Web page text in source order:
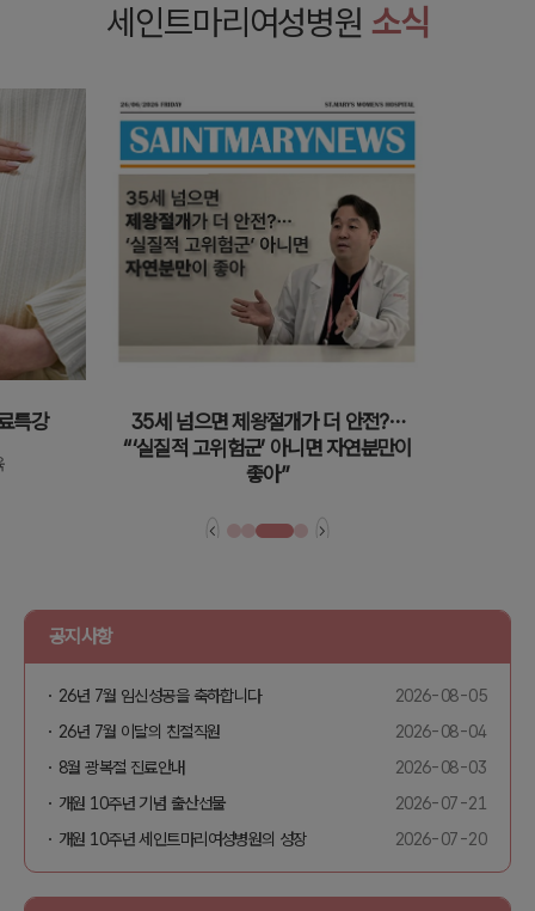
세인트마리여성병원 소식
특강
35세 넘으면 제왕절개가 더 안전?⋯
“‘실질적 고위험군’ 아니면 자연분만이
좋아”
공지사항
26년 7월 임신성공을 축하합니다
2026-08-05
26년 7월 이달의 친절직원
2026-08-04
8월 광복절 진료안내
2026-08-03
개원 10주년 기념 출산선물
2026-07-21
개원 10주년 세인트마리여성병원의 성장
2026-07-20